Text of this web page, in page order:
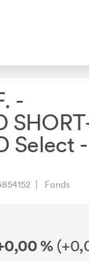
-
Select
| Fonds
% (